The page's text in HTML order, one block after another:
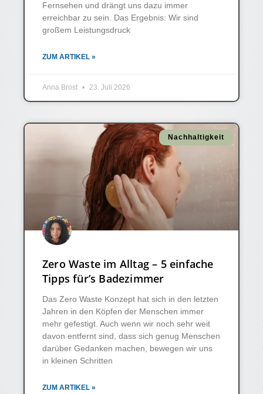
Fernsehen und drängt uns dazu immer
erreichbar zu sein. Das Ergebnis: Wir sind
großem Leistungsdruck
ZUM ARTIKEL »
Anna Brost 23. Juli 2026
Nachhaltigkeit
Zero Waste im Alltag – 5 einfache
Tipps für’s Badezimmer
Das Zero Waste Konzept hat sich in den letzten
Jahren in den Köpfen der Menschen immer
mehr gefestigt. Auch wenn wir noch sehr weit
davon entfernt sind, dass sich genug Menschen
darüber Gedanken machen, bewegen wir uns
in kleinen Schritten
ZUM ARTIKEL »